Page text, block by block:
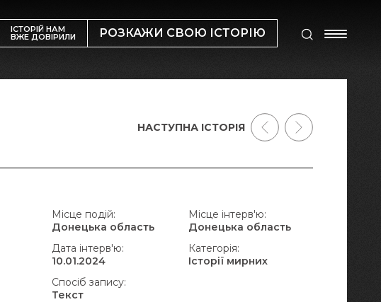
ІСТОРІЙ НАМ
ВЖЕ ДОВІРИЛИ РОЗКАЖИ СВОЮ ІСТОРІЮ
Місце подій:
Донецька область
Місце інтерв'ю:
Донецька область
Дата інтерв'ю:
10.01.2024
Категорія:
Історії мирних
Спосіб запису:
Текст
НАСТУПНА ІСТОРІЯ